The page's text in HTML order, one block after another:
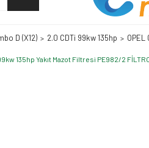
D (X12) 2.0 CDTi 99kw 135hp OPEL